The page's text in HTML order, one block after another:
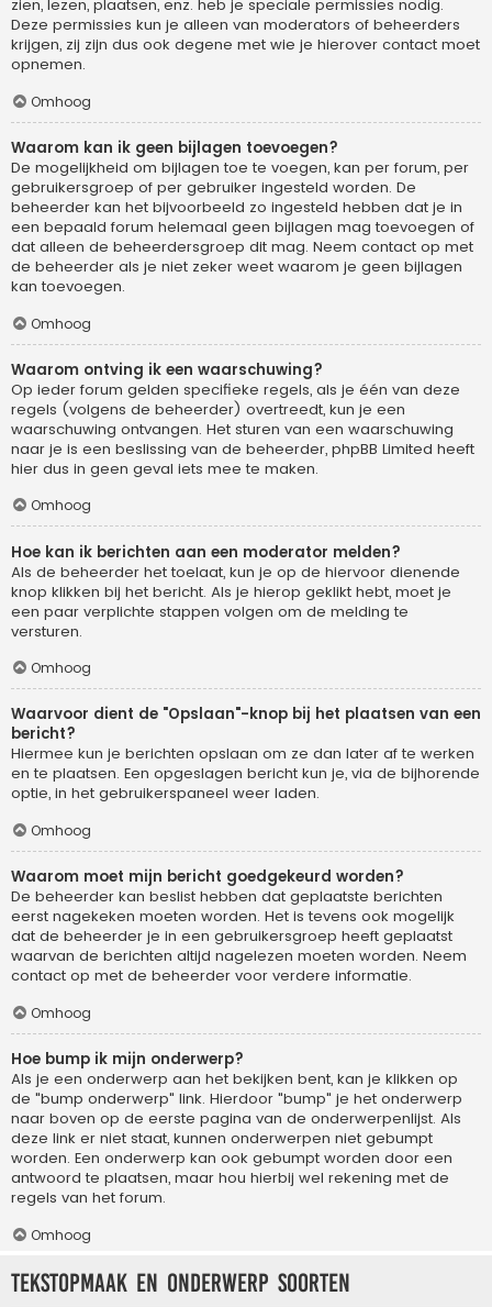
zien, lezen, plaatsen, enz. heb je speciale permissies nodig.
Deze permissies kun je alleen van moderators of beheerders
krijgen, zij zijn dus ook degene met wie je hierover contact moet
opnemen.
Omhoog
Waarom kan ik geen bijlagen toevoegen?
De mogelijkheid om bijlagen toe te voegen, kan per forum, per
gebruikersgroep of per gebruiker ingesteld worden. De
beheerder kan het bijvoorbeeld zo ingesteld hebben dat je in
een bepaald forum helemaal geen bijlagen mag toevoegen of
dat alleen de beheerdersgroep dit mag. Neem contact op met
de beheerder als je niet zeker weet waarom je geen bijlagen
kan toevoegen.
Omhoog
Waarom ontving ik een waarschuwing?
Op ieder forum gelden specifieke regels, als je één van deze
regels (volgens de beheerder) overtreedt, kun je een
waarschuwing ontvangen. Het sturen van een waarschuwing
naar je is een beslissing van de beheerder, phpBB Limited heeft
hier dus in geen geval iets mee te maken.
Omhoog
Hoe kan ik berichten aan een moderator melden?
Als de beheerder het toelaat, kun je op de hiervoor dienende
knop klikken bij het bericht. Als je hierop geklikt hebt, moet je
een paar verplichte stappen volgen om de melding te
versturen.
Omhoog
Waarvoor dient de "Opslaan"-knop bij het plaatsen van een
bericht?
Hiermee kun je berichten opslaan om ze dan later af te werken
en te plaatsen. Een opgeslagen bericht kun je, via de bijhorende
optie, in het gebruikerspaneel weer laden.
Omhoog
Waarom moet mijn bericht goedgekeurd worden?
De beheerder kan beslist hebben dat geplaatste berichten
eerst nagekeken moeten worden. Het is tevens ook mogelijk
dat de beheerder je in een gebruikersgroep heeft geplaatst
waarvan de berichten altijd nagelezen moeten worden. Neem
contact op met de beheerder voor verdere informatie.
Omhoog
Hoe bump ik mijn onderwerp?
Als je een onderwerp aan het bekijken bent, kan je klikken op
de "bump onderwerp" link. Hierdoor "bump" je het onderwerp
naar boven op de eerste pagina van de onderwerpenlijst. Als
deze link er niet staat, kunnen onderwerpen niet gebumpt
worden. Een onderwerp kan ook gebumpt worden door een
antwoord te plaatsen, maar hou hierbij wel rekening met de
regels van het forum.
Omhoog
Tekstopmaak en onderwerp soorten